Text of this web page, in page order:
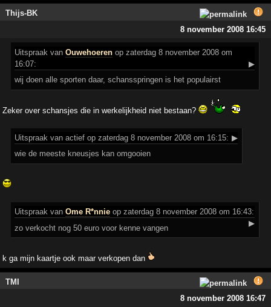
Thijs-BK
8 november 2008 16:45
Uitspraak vanOuwehoeren op zaterdag 8 november 2008 om
16:07:
▶
wij doen alle sporten daar, schansspringen is het populairst
Zeker over schansjes die in werkelijkheid niet bestaan?
Uitspraak van actief op zaterdag 8 november 2008 om 16:15: ▶
wie de meeste kneusjes kan omgooien
Uitspraak vanOme R*nnie op zaterdag 8 november 2008 om 16:43:
▶
zo verkocht nog 50 euro voor kenne vangen
k ga mijn kaartje ook maar verkopen dan
TMI
8 november 2008 16:47